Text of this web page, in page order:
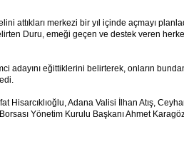
attıkları merkezi bir yıl içinde açmayı
Duru, emeği geçen ve destek veren
adayını eğittiklerini belirterek, onların
Hisarcıklıoğlu, Adana Valisi İlhan Atış,
Yönetim Kurulu Başkanı Ahmet